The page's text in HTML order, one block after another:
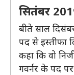
सितंबर
बीते साल
पद से इस्तीफा
कहा कि वो
गवर्नर के पद